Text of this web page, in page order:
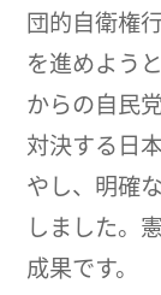
団的自衛権
を進めよう
からの自民
対決する日
やし、明確
しました。
成果です。